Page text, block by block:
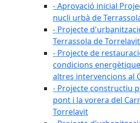
- Aprovació inicial
nucli urbà de
- Projecte
Terrassola de Torrelavit
- Projecte de
condicions
altres intervencions al
- Projecte constructiu
pont i la vorera del
Torrelavit